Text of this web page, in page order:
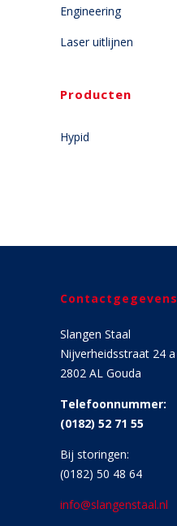
Engineering
Laser uitlijnen
Producten
Hypid
Contactgegevens
Slangen Staal
Nijverheidsstraat 24 a
2802 AL Gouda
Telefoonnummer:
(0182) 52 71 55
Bij storingen:
(0182) 50 48 64
info@slangenstaal.nl